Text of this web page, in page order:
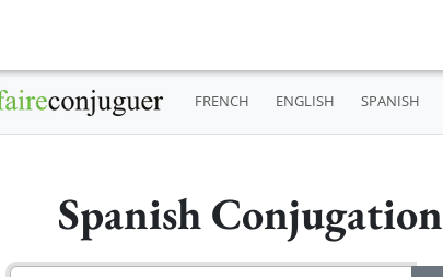
FRENCH ENGLISH SPANISH
Spanish Conjugation